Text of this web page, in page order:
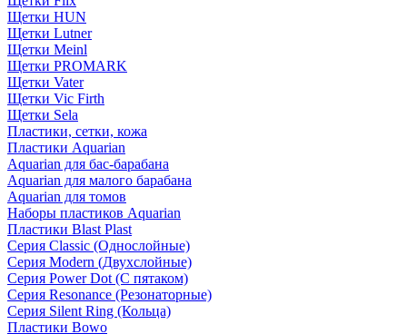
Щетки HUN
Щетки Lutner
Щетки Meinl
Щетки PROMARK
Щетки Vater
Щетки Vic Firth
Щетки Sela
Пластики, сетки, кожа
Пластики Aquarian
Aquarian для бас-барабана
Aquarian для малого барабана
Aquarian для томов
Наборы пластиков Aquarian
Пластики Blast Plast
Серия Classic (Однослойные)
Серия Modern (Двухслойные)
Серия Power Dot (С пятаком)
Серия Resonance (Резонаторные)
Серия Silent Ring (Кольца)
Пластики Bowo